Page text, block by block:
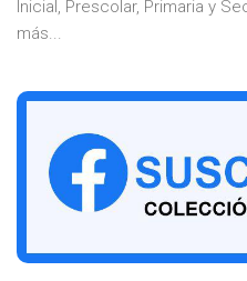
Inicial, Prescolar, Primaria y
más...